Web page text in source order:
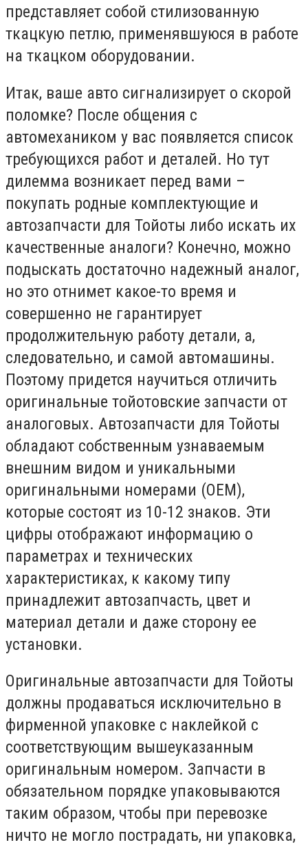
представляет собой стилизованную
ткацкую петлю, применявшуюся в работе
на ткацком оборудовании.
Итак, ваше авто сигнализирует о скорой
поломке? После общения с
автомехаником у вас появляется список
требующихся работ и деталей. Но тут
дилемма возникает перед вами –
покупать родные комплектующие и
автозапчасти для Тойоты либо искать их
качественные аналоги? Конечно, можно
подыскать достаточно надежный аналог,
но это отнимет какое-то время и
совершенно не гарантирует
продолжительную работу детали, а,
следовательно, и самой автомашины.
Поэтому придется научиться отличить
оригинальные тойотовские запчасти от
аналоговых. Автозапчасти для Тойоты
обладают собственным узнаваемым
внешним видом и уникальными
оригинальными номерами (ОЕМ),
которые состоят из 10-12 знаков. Эти
цифры отображают информацию о
параметрах и технических
характеристиках, к какому типу
принадлежит автозапчасть, цвет и
материал детали и даже сторону ее
установки.
Оригинальные автозапчасти для Тойоты
должны продаваться исключительно в
фирменной упаковке с наклейкой с
соответствующим вышеуказанным
оригинальным номером. Запчасти в
обязательном порядке упаковываются
таким образом, чтобы при перевозке
ничто не могло пострадать, ни упаковка,